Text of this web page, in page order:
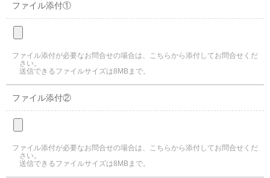
ファイル添付①
ファイル添付が必要なお問合せの場合は、こちらから添付してお問合せくだ
さい。
送信できるファイルサイズは8MBまで。
ファイル添付②
ファイル添付が必要なお問合せの場合は、こちらから添付してお問合せくだ
さい。
送信できるファイルサイズは8MBまで。